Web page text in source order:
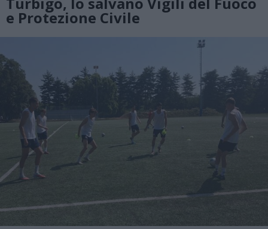
e Protezione Civile